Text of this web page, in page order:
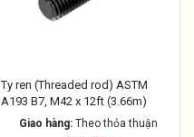
Ty ren (Threaded rod) ASTM
A193 B7, M42 x 12ft (3.66m)
Giao hàng: Theo thỏa thuận